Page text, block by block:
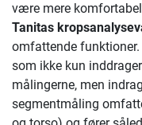
være mere
Tanitas
omfattende
som ikke kun
målingerne, men
segmentmåling